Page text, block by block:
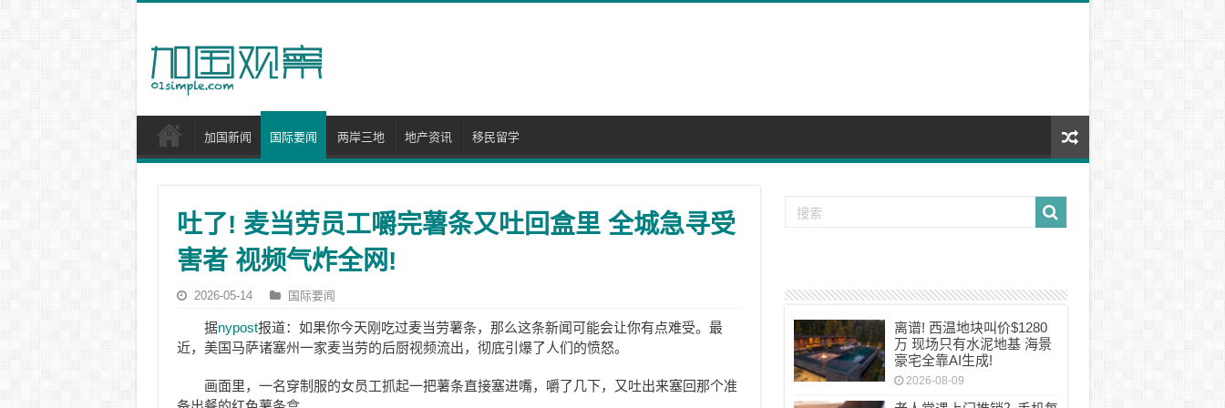
加国新闻 国际要闻 两岸三地 地产资讯 移民留学
吐了! 麦当劳员工嚼完薯条又吐回盒里 全城急寻受
害者 视频气炸全网!
2026-05-14 国际要闻
据nypost报道：如果你今天刚吃过麦当劳薯条，那么这条新闻可能会让你有点难受。最
近，美国马萨诸塞州一家麦当劳的后厨视频流出，彻底引爆了人们的愤怒。
画面里，一名穿制服的女员工抓起一把薯条直接塞进嘴，嚼了几下，又吐出来塞回那个准
离谱! 西温地块叫价$1280
万 现场只有水泥地基 海景
豪宅全靠AI生成!
2026-08-09